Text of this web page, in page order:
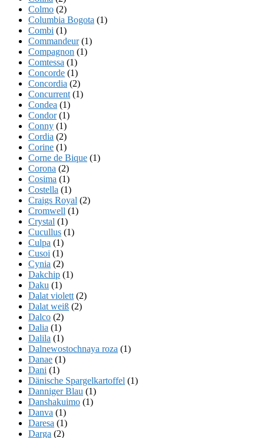
Colmo (2)
Columbia Bogota (1)
Combi (1)
Commandeur(1)
Compagnon (1)
Comtessa (1)
Concorde (1)
Concordia (2)
Concurrent (1)
Condea (1)
Condor(1)
Conny (1)
Cordia (2)
Corine (1)
Corne de Bique (1)
Corona (2)
Cosima (1)
Costella (1)
Craigs Royal (2)
Cromwell (1)
Crystal (1)
Cucullus (1)
Culpa (1)
Cusoi (1)
Cynia (2)
Dakchip (1)
Daku (1)
Dalat violett (2)
Dalat weiß (2)
Dalco (2)
Dalia (1)
Dalila (1)
Dalnewostochnaya roza (1)
Danae (1)
Dani (1)
Dänische Spargelkartoffel (1)
Danniger Blau (1)
Danshakuimo (1)
Danva (1)
Daresa (1)
Darga (2)